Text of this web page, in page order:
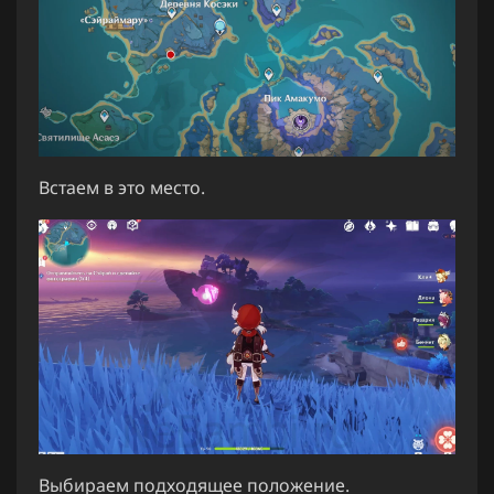
Встаем в это место.
Выбираем подходящее положение.